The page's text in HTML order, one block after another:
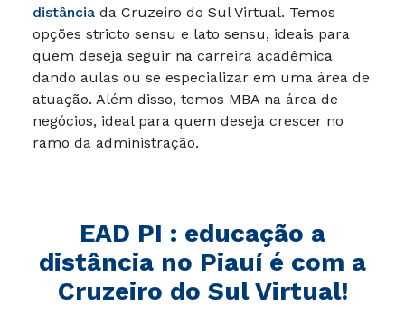
distância da Cruzeiro do Sul Virtual. Temos
opções stricto sensu e lato sensu, ideais para
quem deseja seguir na carreira acadêmica
dando aulas ou se especializar em uma área de
atuação. Além disso, temos MBA na área de
negócios, ideal para quem deseja crescer no
ramo da administração.
EAD PI : educação a
distância no Piauí é com a
Cruzeiro do Sul Virtual!